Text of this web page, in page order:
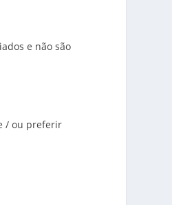
e não são
/ ou preferir